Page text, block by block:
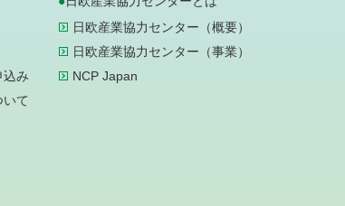
込み
て
日欧産業協力センター（概要）
日欧産業協力センター（事業）
NCP Japan